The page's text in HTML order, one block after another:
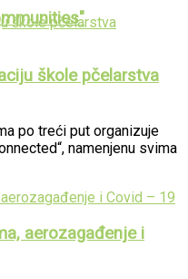
škole pčelarstva
po treći put organizuje
namenjenu svima
aerozagađenje i